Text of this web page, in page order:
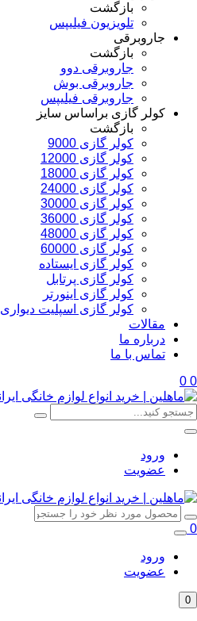
بازگشت
تلویزیون فیلیپس
جاروبرقی
بازگشت
جاروبرقی دوو
جاروبرقی بوش
جاروبرقی فیلیپس
کولر گازی براساس سایز
بازگشت
کولر گازی 9000
کولر گازی 12000
کولر گازی 18000
کولر گازی 24000
کولر گازی 30000
کولر گازی 36000
کولر گازی 48000
کولر گازی 60000
کولر گازی ایستاده
کولر گازی پرتابل
کولر گازی اینورتر
کولر گازی اسپلیت دیواری
مقالات
درباره ما
تماس با ما
0
0
ورود
عضویت
0
ورود
عضویت
0